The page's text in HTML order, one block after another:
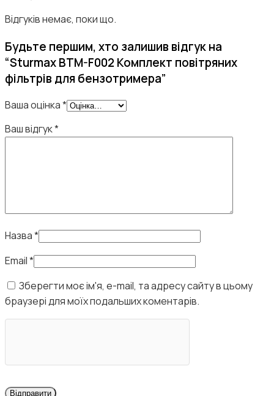
Відгуків немає, поки що.
Будьте першим, хто залишив відгук на
“Sturmax BTM-F002 Комплект повітряних
фільтрів для бензотримера”
Ваша оцінка*
Ваш відгук*
Назва*
Email*
Зберегти моє ім'я, e-mail, та адресу сайту в цьому
браузері для моїх подальших коментарів.